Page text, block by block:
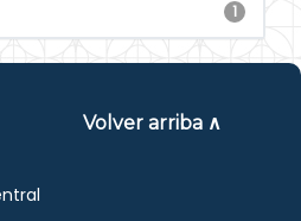
1
Volver arriba ∧